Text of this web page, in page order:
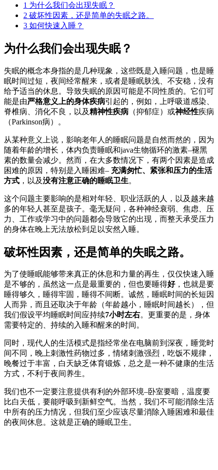
1 为什么我们会出现失眠？
2 破坏性因素，还是简单的失眠之路。
3 如何快速入睡？
为什么我们会出现失眠？
失眠的概念本身指的是几种现象，这些既是入睡问题，也是睡
眠时间过短，夜间经常醒来，或者是睡眠肤浅、不安稳，没有
给予适当的休息。导致失眠的原因可能是不同性质的。它们可
能是由严格意义上的身体疾病引起的，例如，上呼吸道感染、
脊椎病、消化不良，以及精神性疾病 （抑郁症）或神经性疾病
（Parkinson病）。
从某种意义上说，影响老年人的睡眠问题是自然而然的，因为
随着年龄的增长，体内负责睡眠和java生物循环的激素–褪黑
素的数量会减少。然而，在大多数情况下，有两个因素是造成
困难的原因，特别是入睡困难– 充满匆忙、紧张和压力的生活
方式 ，以及没有注意正确的睡眠卫生。
这个问题主要影响的是相对年轻、职业活跃的人，以及越来越
多的年轻人甚至是孩子。毫无疑问，各种神经衰弱、焦虑、压
力、工作或学习中的问题都会导致它的出现，而整天承受压力
的身体在晚上无法放松到足以安然入睡。
破坏性因素，还是简单的失眠之路。
为了使睡眠能够带来真正的休息和力量的再生，仅仅快速入睡
是不够的，虽然这一点是最重要的，但也要睡得好，也就是要
睡得够久，睡得牢固，睡得不间断。诚然，睡眠时间的长短因
人而异，而且还取决于年龄（年龄越小，睡眠时间越长），但
我们假设平均睡眠时间应持续7小时左右。更重要的是，身体
需要特定的、持续的入睡和醒来的时间。
同时，现代人的生活模式是指经常坐在电脑前到深夜，睡觉时
间不同，晚上刺激性药物过多，情绪刺激强烈，吃饭不规律，
晚餐过于丰富，白天缺乏体育锻炼，总之是一种不健康的生活
方式，不利于夜间养生。
我们也不一定要注意提供有利的外部环境–卧室要暗，温度要
比白天低，要能呼吸到新鲜空气。当然，我们不可能消除生活
中所有的压力情况，但我们至少应该尽量消除入睡困难和最佳
的夜间休息。这就是正确的睡眠卫生。